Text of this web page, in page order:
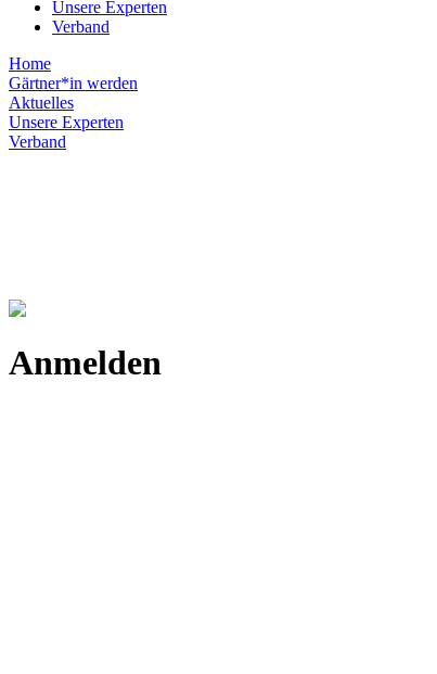
Unsere Experten
Verband
Home
Gärtner*in werden
Aktuelles
Unsere Experten
Verband
Anmelden